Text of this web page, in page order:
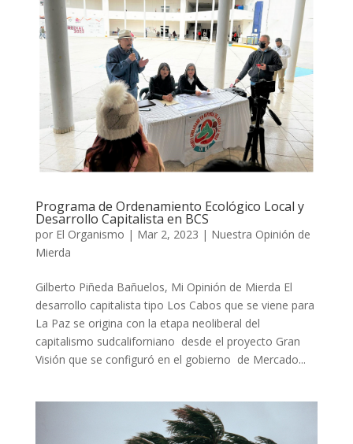
Programa de Ordenamiento Ecológico Local y
Desarrollo Capitalista en BCS
por El Organismo | Mar 2, 2023 | Nuestra Opinión de
Mierda
Gilberto Piñeda Bañuelos, Mi Opinión de Mierda El
desarrollo capitalista tipo Los Cabos que se viene para
La Paz se origina con la etapa neoliberal del
capitalismo sudcaliforniano desde el proyecto Gran
Visión que se configuró en el gobierno de Mercado...